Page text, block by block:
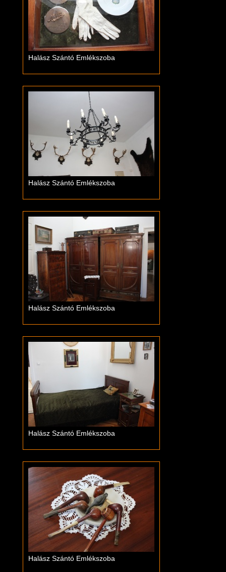
Halász Szántó Emlékszoba
Halász Szántó Emlékszoba
Halász Szántó Emlékszoba
Halász Szántó Emlékszoba
Halász Szántó Emlékszoba